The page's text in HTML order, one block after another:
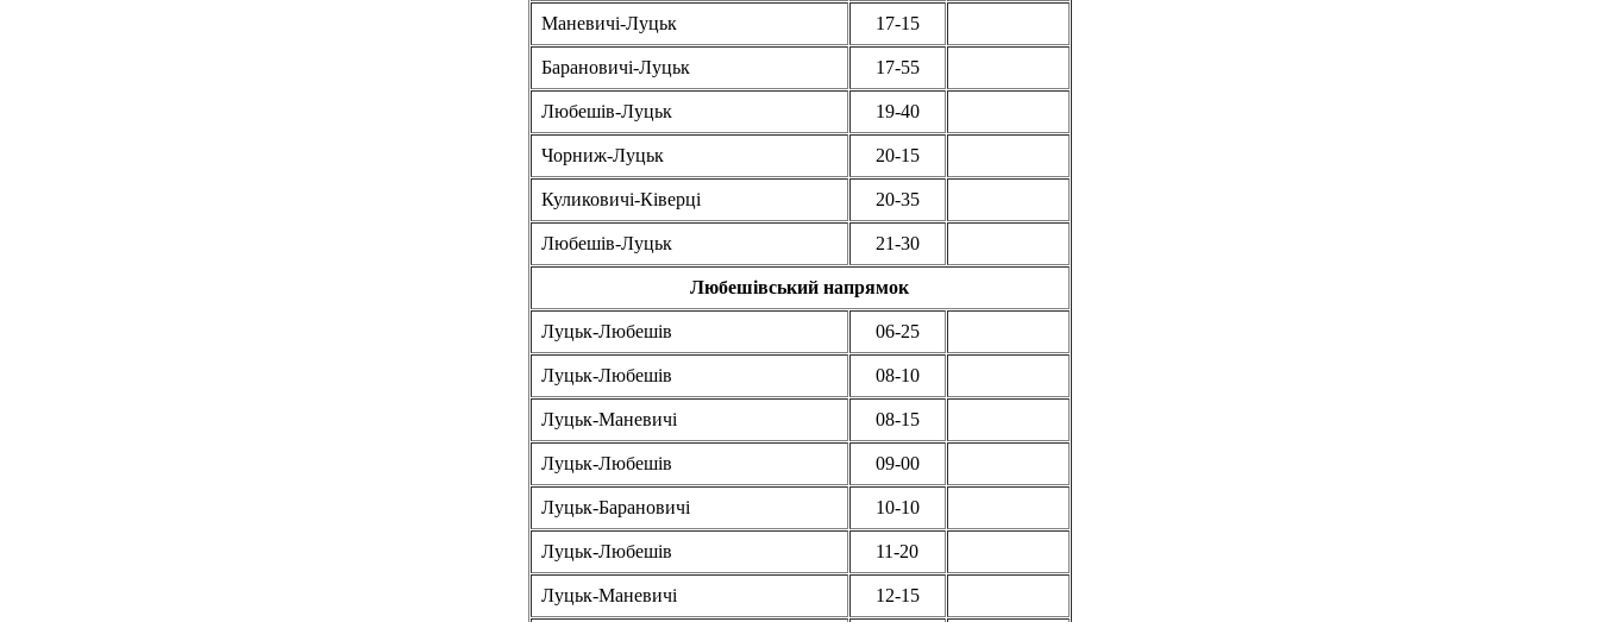
Маневичі-Луцьк 17-15
Барановичі-Луцьк 17-55
Любешів-Луцьк 19-40
Чорниж-Луцьк 20-15
Куликовичі-Ківерці 20-35
Любешів-Луцьк 21-30
Любешівський напрямок
Луцьк-Любешів 06-25
Луцьк-Любешів 08-10
Луцьк-Маневичі 08-15
Луцьк-Любешів 09-00
Луцьк-Барановичі 10-10
Луцьк-Любешів 11-20
Луцьк-Маневичі 12-15